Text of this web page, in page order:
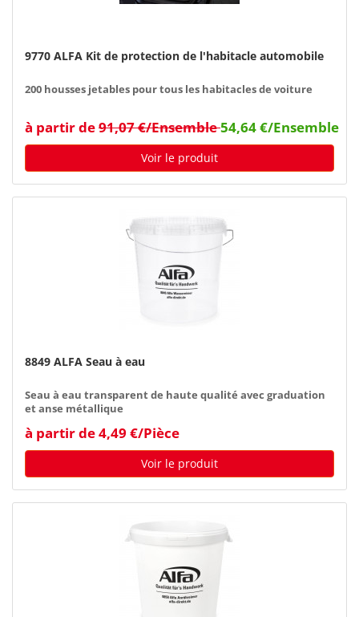
9770 ALFA Kit de protection de l'habitacle automobile
200 housses jetables pour tous les habitacles de voiture
à partir de91,07 €/Ensemble54,64 €/Ensemble
Voir le produit
8849 ALFA Seau à eau
Seau à eau transparent de haute qualité avec graduation
et anse métallique
à partir de 4,49 €/Pièce
Voir le produit